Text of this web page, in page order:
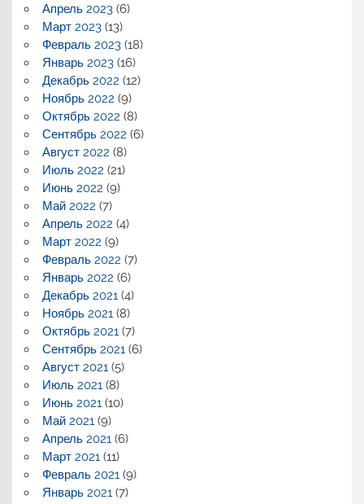
Апрель 2023(6)
Март 2023(13)
Февраль 2023(18)
Январь 2023(16)
Декабрь 2022 (12)
Ноябрь 2022 (9)
Октябрь 2022 (8)
Сентябрь 2022 (6)
Август 2022 (8)
Июль 2022 (21)
Июнь 2022 (9)
Май 2022 (7)
Апрель 2022 (4)
Март 2022 (9)
Февраль 2022 (7)
Январь 2022 (6)
Декабрь 2021(4)
Ноябрь 2021(8)
Октябрь 2021(7)
Сентябрь 2021(6)
Август 2021(5)
Июль 2021(8)
Июнь 2021(10)
Май 2021(9)
Апрель 2021(6)
Март 2021(11)
Февраль 2021(9)
Январь 2021(7)